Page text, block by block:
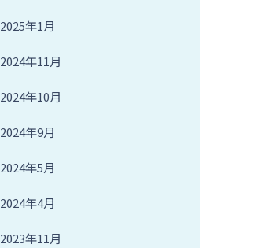
2025年1月
2024年11月
2024年10月
2024年9月
2024年5月
2024年4月
2023年11月